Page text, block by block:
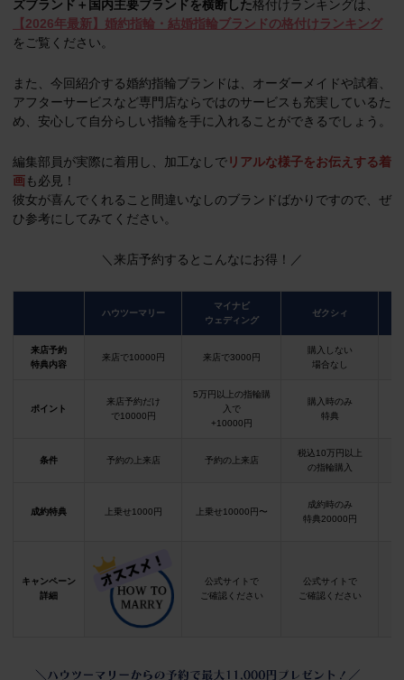
ズブランド＋国内主要ブランドを横断した格付けランキングは、
【2026年最新】婚約指輪・結婚指輪ブランドの格付けランキング
をご覧ください。
また、今回紹介する婚約指輪ブランドは、オーダーメイドや試着、
アフターサービスなど専門店ならではのサービスも充実しているた
め、安心して自分らしい指輪を手に入れることができるでしょう。
編集部員が実際に着用し、加工なしでリアルな様子をお伝えする着
画も必見！
彼女が喜んでくれること間違いなしのブランドばかりですので、ぜ
ひ参考にしてみてください。
＼来店予約するとこんなにお得！／
ハウツーマリー
マイナビ
ウェディング
ゼクシィ
来店予約
特典内容
来店で10000円 来店で3000円
購入しない
場合なし
ポイント
来店予約だけ
で10000円
5万円以上の指輪購
入で
+10000円
購入時のみ
特典
条件 予約の上来店 予約の上来店
税込10万円以上
の指輪購入
成約特典 上乗せ1000円 上乗せ10000円〜
成約時のみ
特典20000円
キャンペーン
詳細
公式サイトで
ご確認ください
公式サイトで
ご確認ください